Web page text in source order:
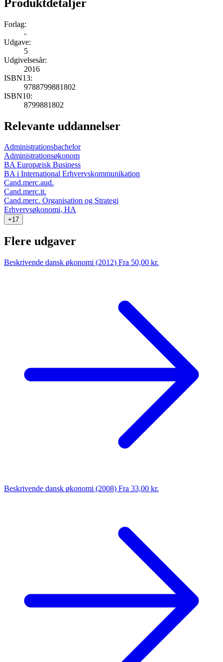
Produktdetaljer
Forlag:
-
Udgave:
5
Udgivelsesår:
2016
ISBN13:
9788799881802
ISBN10:
8799881802
Relevante uddannelser
Administrationsbachelor
Administrationsøkonom
BA Europæisk Business
BA i International Erhvervskommunikation
Cand.merc.aud.
Cand.merc.it.
Cand.merc. Organisation og Strategi
Erhvervsøkonomi, HA
+17
Flere udgaver
Beskrivende dansk økonomi (2012) Fra 50,00 kr.
Beskrivende dansk økonomi (2008) Fra 33,00 kr.